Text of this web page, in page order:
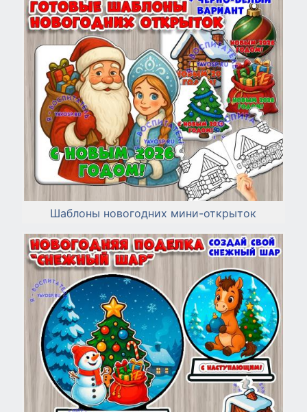
Шаблоны новогодних мини-открыток